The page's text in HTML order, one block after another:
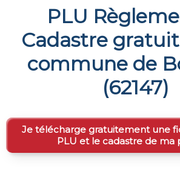
PLU
Cadastre
commune de
(62147)
Je télécharge gratuitement une
PLU et le cadastre de ma